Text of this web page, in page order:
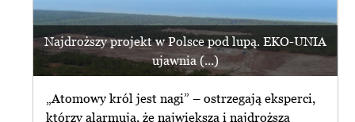
Najdroższy projekt w Polsce pod lupą. EKO-UNIA
ujawnia (...)
„Atomowy król jest nagi” – ostrzegają eksperci,
którzy alarmują, że największa i najdroższa